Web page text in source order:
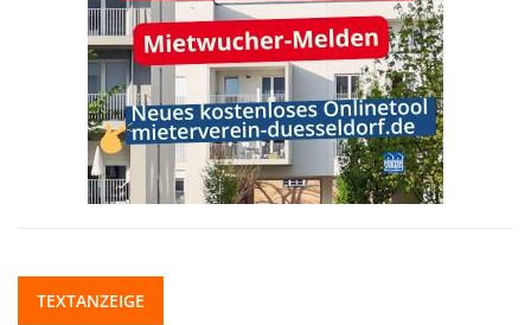
TEXTANZEIGE